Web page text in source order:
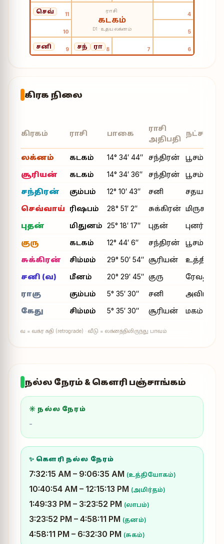
செவ் 11 4
10 5
சனி 9 சந் ரா 8 7 6
ராசி
கடகம்
D1 · உதய லக்னம்
கிரக நிலை
கிரகம் ராசி பாகை
ராசி
அதிபதி
லக்னம் கடகம் 14° 34′ 44″ சந்திரன்
பூசம்
சூரியன்
கடகம் 14° 34′ 36″ சந்திரன்
பூசம்
சந்திரன்
கும்பம் 12° 10′ 43″ சனி
சதயம்
செவ்வாய்
ரிஷபம் 28° 51′ 2″ சுக்கிரன்
புதன்
மிதுனம் 25° 18′ 17″ புதன்
புனர்பூசம்
குரு
கடகம் 12° 44′ 6″ சந்திரன்
பூசம்
சுக்கிரன்
சிம்மம் 29° 50′ 54″ சூரியன்
உத்திரம்
சனி (வ)
மீனம் 20° 29′ 45″ குரு
ரேவதி
ராகு
கும்பம் 5° 35′ 30″ சனி
அவிட்டம்
கேது
சிம்மம் 5° 35′ 30″ சூரியன் மகம்
வ = வக்ர கதி (retrograde) · வீடு = லக்னத்திலிருந்து பாவம்
நல்ல நேரம் & கௌரி பஞ்சாங்கம்
☀ நல்ல நேரம்
-
✨ கௌரி நல்ல நேரம்
7:32:15 AM – 9:06:35 AM (உத்தியோகம்)
10:40:54 AM – 12:15:13 PM (அமிர்தம்)
1:49:33 PM – 3:23:52 PM (லாபம்)
3:23:52 PM – 4:58:11 PM (தனம்)
4:58:11 PM – 6:32:30 PM (சுகம்)